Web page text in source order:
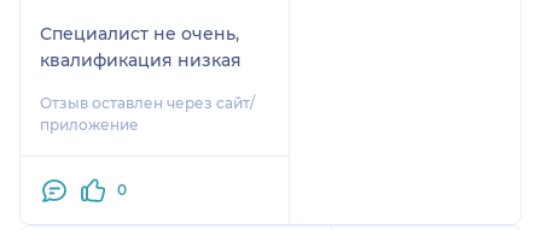
Специалист не очень,
квалификация низкая
Отзыв оставлен через сайт/
приложение
0